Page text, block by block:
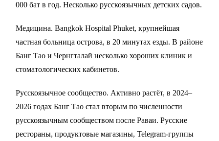
000 бат в год. Несколько русскоязычных детских садов.
Медицина. Bangkok Hospital Phuket, крупнейшая
частная больница острова, в 20 минутах езды. В районе
Банг Тао и Чернгталай несколько хороших клиник и
стоматологических кабинетов.
Русскоязычное сообщество. Активно растёт, в 2024–
2026 годах Банг Тао стал вторым по численности
русскоязычным сообществом после Раваи. Русские
рестораны, продуктовые магазины, Telegram-группы